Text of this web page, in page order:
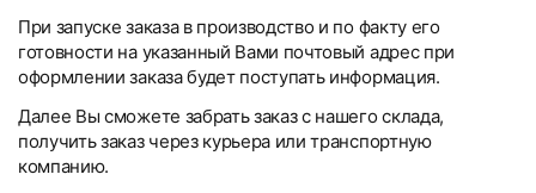
При запуске заказа в производство и по факту его
готовности на указанный Вами почтовый адрес при
оформлении заказа будет поступать информация.
Далее Вы сможете забрать заказ с нашего склада,
получить заказ через курьера или транспортную
компанию.